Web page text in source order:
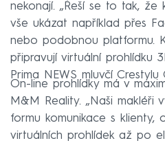
nekonají. „Řeší se to tak,
vše ukázat například přes
nebo podobnou platformu.
připravují virtuální prohlídku
Prima NEWS mluvčí Crestylu
On-line prohlídky má v
M&M Reality. „Naši makléři
formu komunikace s klienty,
virtuálních prohlídek až po